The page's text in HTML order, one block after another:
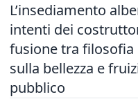
L’insediamento
intenti dei
fusione tra
sulla bellezza e
pubblico